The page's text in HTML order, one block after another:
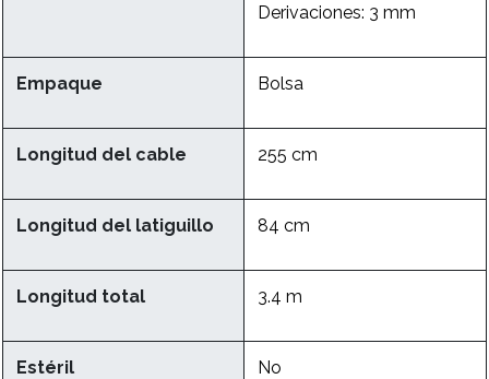
Derivaciones: 3 mm
Empaque Bolsa
Longitud del cable 255 cm
Longitud del latiguillo 84 cm
Longitud total 3.4 m
Estéril No